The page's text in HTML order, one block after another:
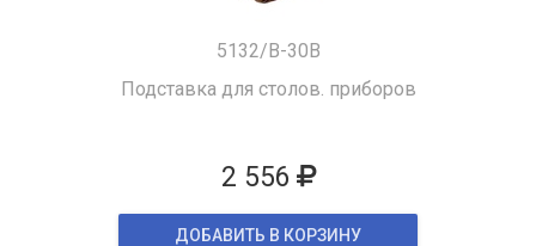
5132/B-30B
Подставка для столов. приборов
2 556
ДОБАВИТЬ В КОРЗИНУ